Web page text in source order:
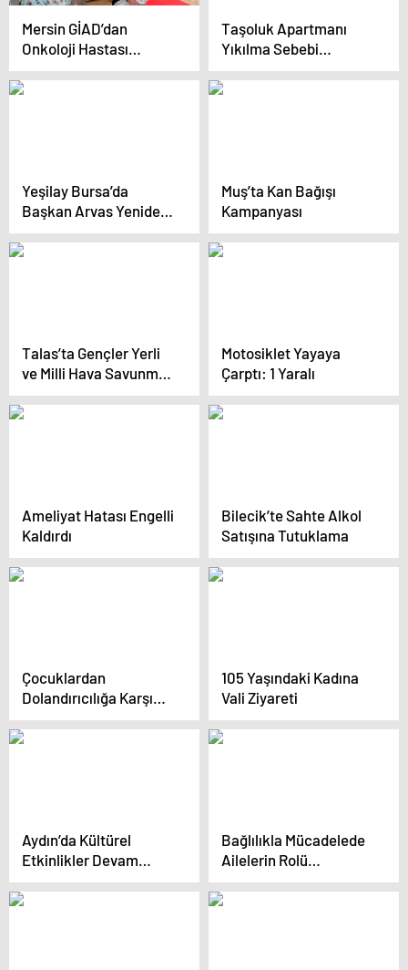
Mersin GİAD’dan
Onkoloji Hastası
Çocuklara Destek
Taşoluk Apartmanı
Yıkılma Sebebi
Soruşturuluyor
Yeşilay Bursa’da
Başkan Arvas Yeniden
Seçildi
Muş’ta Kan Bağışı
Kampanyası
Talas’ta Gençler Yerli
ve Milli Hava Savunma
Sistemi Üzerinde
Çalışıyor
Motosiklet Yayaya
Çarptı: 1 Yaralı
Ameliyat Hatası Engelli
Kaldırdı
Bilecik’te Sahte Alkol
Satışına Tutuklama
Çocuklardan
Dolandırıcılığa Karşı
Tiyatro
105 Yaşındaki Kadına
Vali Ziyareti
Aydın’da Kültürel
Etkinlikler Devam
Ediyor
Bağlılıkla Mücadelede
Ailelerin Rolü
Vurgulandı